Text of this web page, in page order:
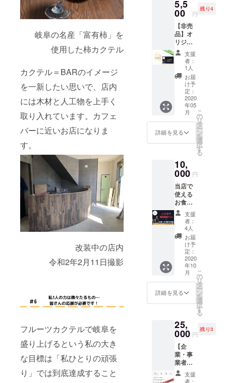
岐阜の名産「富有柿」を
使用した柿カクテル
カクテル＝BARのイメージ
を一新したい思いで、店内
には木材と人工物を上手く
取り入れています。カフェ
バーに近いお店になりま
す。
改装中の店内
令和2年2月11日撮影
フルーツカクテルで岐阜を
盛り上げるという私の大き
な目標は「私ひとりの頑張
り」では到底達成すること
してい
ます。
ご協力
をお願
す。 ※
送料込
み
◎（配
っても
OK！）
〇2020
年10月
31日ま
でにお
受け取
りに来
られな
い場合
は無効
とさせ
ていた
だきま
す。 〇
お食事
店が続
く限り
いただ
けま
す。 ※
備考欄
に「掲
載する
お名
前」を
記入し
て下さ
い。食
事券の
もその
お名前
せてい
ただき
ます。
掲載を
希望し
ない場
合は、
ム3種
（富有
柿、レ
モン、
いち
ご）』
＋当店
よりお
礼の手
紙 柿バ
ターは
国産の
バター
と蜂蜜
がブレ
ンドさ
れてい
トやお
菓子は
もちろ
ん、バ
ニラア
イスな
どに添
えても
最高で
す。 柿
ター：
95g
ジャム
各種：
30g ※賞
味期限
のを選
択しま
期限内
にお召
し上が
りいた
5,5
00 円
残り4
【非売
品】オ
リジナ
ルミニ
トート
＋当店
で使え
るお食
事券
1000分
（500円
×2枚）
を郵送
でお届
けしま
す。 こ
ジェク
トの為
だけに
ハンド
メイド
作家の
San太
さんが
制作し
た限定
デザイ
ン。
30×20×
10㎜
（一般
的なお
弁当箱
るサイ
ズ）
San太
さん：
https://
minne.c
om/@s
anta31
支援
者：
1人
お届
け予
定：
2020
年05
月
詳細を見る
こ
の
リ
タ
ー
ン
を
選
択
す
る
10,
000 円
当店で
使える
お食事
券
10000
円分
（500円
×20枚）
を当店
にて手
渡し+店
内の黒
板ボー
ドにお
名前
（ハン
ネー
ム・会
社名
可）を
掲載い
たしま
す。 〇
1会計2
支援
者：
4人
お届
け予
定：
2020
年10
月
詳細を見る
こ
の
リ
タ
ー
ン
を
選
択
す
る
25,
000 円
残り3
【企
業・事
業者様
向け】
OPEN
支援
者：